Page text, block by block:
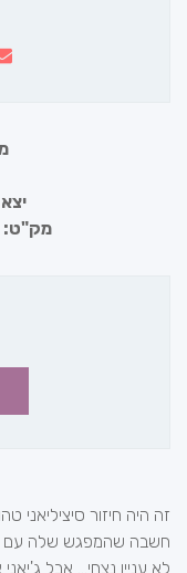
מק"ט:
זה היה חיזור סיציליאני
חשבה שהמפגש שלה עם
לא עניין נצחי... אבל